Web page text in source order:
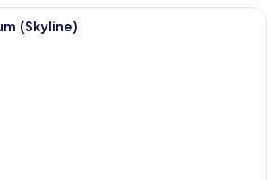
Ett modernt hotellrum med en
(Skyline)